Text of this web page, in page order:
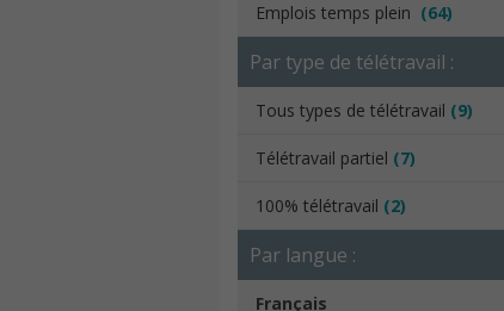
Emplois temps plein (64)
Par type de télétravail :
Tous types de télétravail (9)
Télétravail partiel (7)
100% télétravail (2)
Par langue :
Français